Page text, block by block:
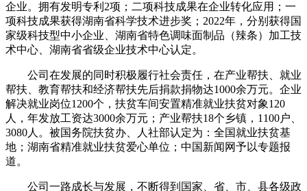
企业。拥有发明专利2项；二项科技成果在企业转化应用；一
项科技成果获得湖南省科学技术进步奖；2022年，分别获得国
家级科技型中小企业、湖南省特色调味面制品（辣条）加工技
术中心、湖南省省级企业技术中心认定。
公司在发展的同时积极履行社会责任，在产业帮扶、就业
帮扶、教育帮扶和经济帮扶先后捐款捐物达1000余万元。企业
解决就业岗位1200个，扶贫车间安置精准就业扶贫对象120
人，年发放工资达3000余万元；产业帮扶18个乡镇，1100户、
3080人。被国务院扶贫办、人社部认定为：全国就业扶贫基
地；湖南省精准就业扶贫爱心单位；中国新闻网予以专题报
道。
公司一路成长与发展，不断得到国家、省、市、县各级政